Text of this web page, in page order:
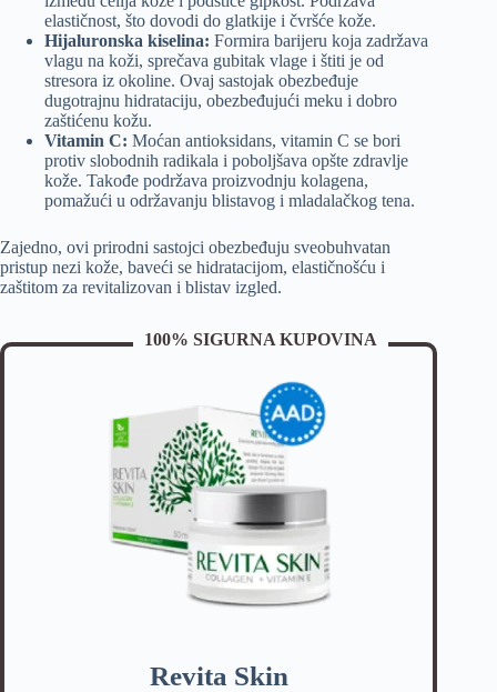
elastičnost, što dovodi do glatkije i čvršće kože.
Hijaluronska kiselina: Formira barijeru koja zadržava
vlagu na koži, sprečava gubitak vlage i štiti je od
stresora iz okoline. Ovaj sastojak obezbeđuje
dugotrajnu hidrataciju, obezbeđujući meku i dobro
zaštićenu kožu.
Vitamin C: Moćan antioksidans, vitamin C se bori
protiv slobodnih radikala i poboljšava opšte zdravlje
kože. Takođe podržava proizvodnju kolagena,
pomažući u održavanju blistavog i mladalačkog tena.
Zajedno, ovi prirodni sastojci obezbeđuju sveobuhvatan
pristup nezi kože, baveći se hidratacijom, elastičnošću i
zaštitom za revitalizovan i blistav izgled.
100% SIGURNA KUPOVINA
Revita Skin